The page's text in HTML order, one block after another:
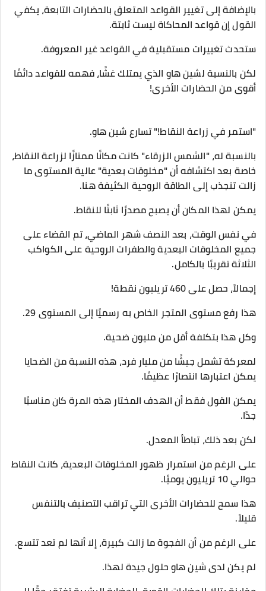
بالإضافة إلى تغيير القواعد المتعلق بالحضارات التابعة، يكفي
القول إن قواعد المحاكاة ليست ثابتة.
ستحدث تغييرات مستقبلية في القواعد غير المعروفة.
لكن بالنسبة لشين هاو الذي يمتلك غشًا، فهمه للقواعد دائمًا
أقوى من الحضارات الأخرى!
"استمر في زراعة النقاط!" تسارع شين هاو.
بالنسبة له، "الشمس الزرقاء" كانت مكانًا ممتازًا لزراعة النقاط،
خاصة بعد اكتشافه أن "مخلوقات بعدية" عالية المستوى ما
زالت تنجذب إلى الطاقة الروحية الكثيفة هنا.
يمكن لهذا المكان أن يصبح مصدرًا ثابتًا للنقاط.
في نفس الوقت، بعد النصف شهر الماضي، تم القضاء على
جميع المخلوقات البعدية والطفرات الروحية على الكواكب
الثلاثة تقريبًا بالكامل.
إجمالاً، حصل على 460 تريليون نقطة!
هذا رفع مستوى المتجر الخاص به رسميًا إلى المستوى 29.
وكل هذا بتكلفة أقل من مليون ضحية.
لمعركة تشمل جيشًا من مليار فرد، هذه النسبة من الضحايا
يمكن اعتبارها انتصارًا عظيمًا.
يمكن القول فقط أن الهدف المختار هذه المرة كان مناسبًا
جدًا.
لكن بعد ذلك، تباطأ المعدل.
على الرغم من استمرار ظهور المخلوقات البعدية، كانت النقاط
حوالي 10 تريليون يوميًا.
هذا سمح للحضارات الأخرى التي تراقب التصنيف بالتنفس
قليلاً.
على الرغم من أن الفجوة ما زالت كبيرة، إلا أنها لم تعد تتسع.
لم يكن لدى شين هاو حلول جيدة لهذا.